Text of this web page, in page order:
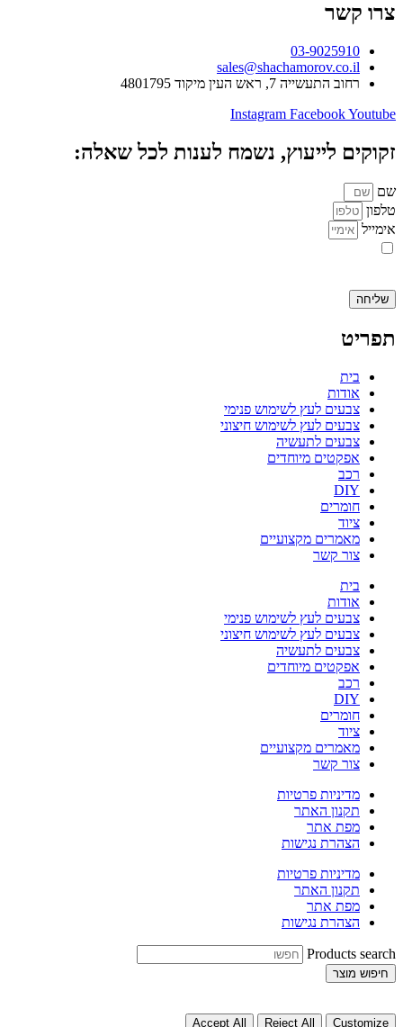
צרו קשר
03-9025910
sales@shachamorov.co.il
רחוב התעשייה 7, ראש העין מיקוד 4801795
Instagram FacebookYoutube
זקוקים לייעוץ, נשמח לענות לכל שאלה:
שם
טלפון
אימייל
שליחה
תפריט
בית
אודות
צבעים לעץ לשימוש פנימי
צבעים לעץ לשימוש חיצוני
צבעים לתעשיה
אפקטים מיוחדים
רכב
DIY
חומרים
ציוד
מאמרים מקצועיים
צור קשר
בית
אודות
צבעים לעץ לשימוש פנימי
צבעים לעץ לשימוש חיצוני
צבעים לתעשיה
אפקטים מיוחדים
רכב
DIY
חומרים
ציוד
מאמרים מקצועיים
צור קשר
מדיניות פרטיות
תקנון האתר
מפת אתר
הצהרת נגישות
מדיניות פרטיות
תקנון האתר
מפת אתר
הצהרת נגישות
Products search
חיפוש מוצר
Customize
Reject All
Accept All